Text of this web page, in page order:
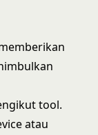
tool.
atau